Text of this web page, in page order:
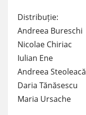
Distribuție:
Andreea Bureschi
Nicolae Chiriac
Iulian Ene
Andreea Steoleacă
Daria Tănăsescu
Maria Ursache